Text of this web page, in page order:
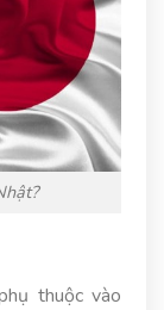
thuộc vào